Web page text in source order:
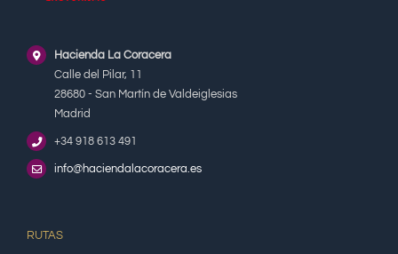
Hacienda La Coracera
Calle del Pilar, 11
28680 - San Martín de Valdeiglesias
Madrid
+34 918 613 491
info@haciendalacoracera.es
RUTAS